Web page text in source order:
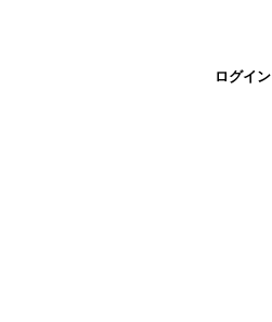
ログイン